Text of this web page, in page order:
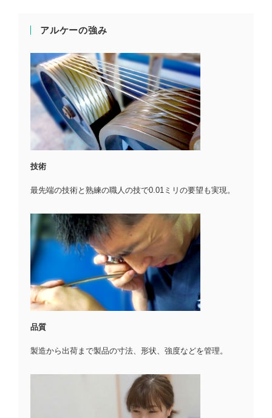
アルケーの強み
技術
最先端の技術と熟練の職人の技で0.01ミリの要望も実現。
品質
製造から出荷まで製品の寸法、形状、強度などを管理。